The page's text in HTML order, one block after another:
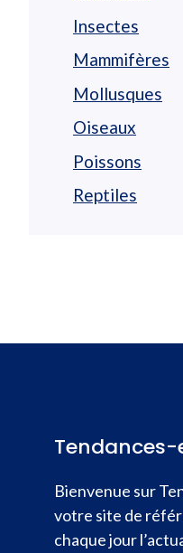
Insectes
Mammifères
Mollusques
Oiseaux
Poissons
Reptiles
Bienvenue sur
votre site de
chaque jour